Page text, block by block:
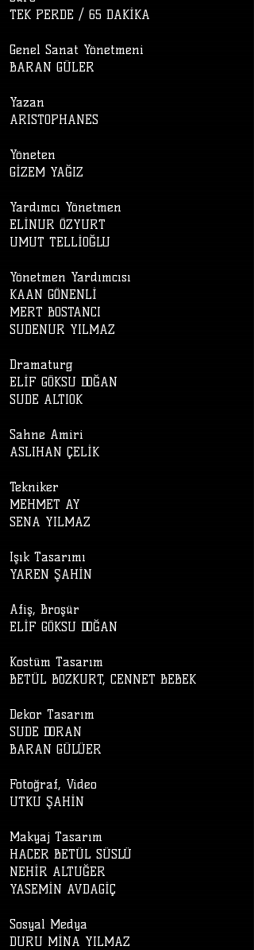
TEK PERDE / 65 DAKİKA
Genel Sanat Yönetmeni
BARAN GÜLER
Yazan
ARISTOPHANES
Yöneten
GİZEM YAĞIZ
Yardımcı Yönetmen
ELİNUR ÖZYURT
UMUT TELLİOĞLU
Yönetmen Yardımcısı
KAAN GÖNENLİ
MERT BOSTANCI
SUDENUR YILMAZ
Dramaturg
ELİF GÖKSU DOĞAN
SUDE ALTIOK
Sahne Amiri
ASLIHAN ÇELİK
Tekniker
MEHMET AY
SENA YILMAZ
Işık Tasarımı
YAREN ŞAHİN
Afiş, Broşür
ELİF GÖKSU DOĞAN
Kostüm Tasarım
BETÜL BOZKURT, CENNET BEBEK
Dekor Tasarım
SUDE DORAN
BARAN GÜLÜER
Fotoğraf, Video
UTKU ŞAHİN
Makyaj Tasarım
HACER BETÜL SÜSLÜ
NEHİR ALTUĞER
YASEMİN AVDAGİÇ
Sosyal Medya
DURU MİNA YILMAZ